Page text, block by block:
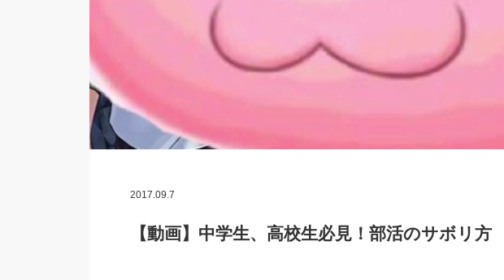
2017.09.7
【動画】中学生、高校生必見！部活のサボリ方